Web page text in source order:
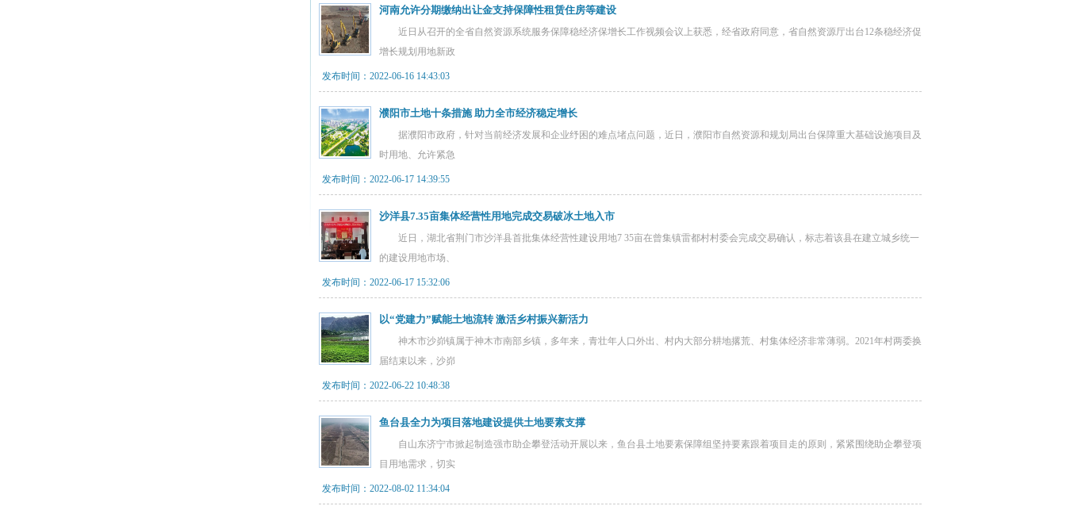
河南允许分期缴纳出让金支持保障性租赁住房等建设
近日从召开的全省自然资源系统服务保障稳经济保增长工作视频会议上获悉，经省政府同意，省自然资源厅出台12条稳经济促
增长规划用地新政
发布时间：2022-06-16 14:43:03
濮阳市土地十条措施 助力全市经济稳定增长
据濮阳市政府，针对当前经济发展和企业纾困的难点堵点问题，近日，濮阳市自然资源和规划局出台保障重大基础设施项目及
时用地、允许紧急
发布时间：2022-06-17 14:39:55
沙洋县7.35亩集体经营性用地完成交易破冰土地入市
近日，湖北省荆门市沙洋县首批集体经营性建设用地7 35亩在曾集镇雷都村村委会完成交易确认，标志着该县在建立城乡统一
的建设用地市场、
发布时间：2022-06-17 15:32:06
以“党建力”赋能土地流转 激活乡村振兴新活力
神木市沙峁镇属于神木市南部乡镇，多年来，青壮年人口外出、村内大部分耕地撂荒、村集体经济非常薄弱。2021年村两委换
届结束以来，沙峁
发布时间：2022-06-22 10:48:38
鱼台县全力为项目落地建设提供土地要素支撑
自山东济宁市掀起制造强市助企攀登活动开展以来，鱼台县土地要素保障组坚持要素跟着项目走的原则，紧紧围绕助企攀登项
目用地需求，切实
发布时间：2022-08-02 11:34:04